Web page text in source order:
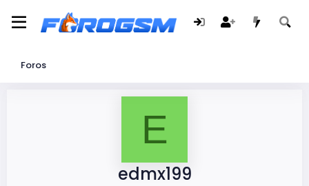
Foros
E
edmx199